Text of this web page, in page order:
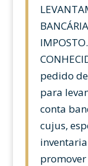
pedido de
para
conta
cujus,